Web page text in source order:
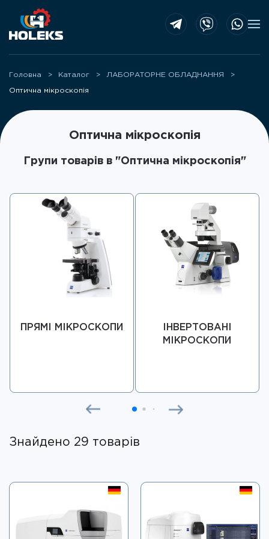
Skip to main content
Головна Каталог ЛАБОРАТОРНЕ ОБЛАДНАННЯ
Оптична мікроскопія
Оптична мікроскопія
Групи товарів в "Оптична мікроскопія"
ПРЯМІ МІКРОСКОПИ
ІНВЕРТОВАНІ
МІКРОСКОПИ
Знайдено 29 товарів